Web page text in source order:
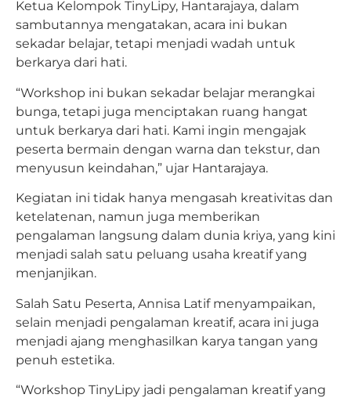
Ketua Kelompok TinyLipy, Hantarajaya, dalam
sambutannya mengatakan, acara ini bukan
sekadar belajar, tetapi menjadi wadah untuk
berkarya dari hati.
“Workshop ini bukan sekadar belajar merangkai
bunga, tetapi juga menciptakan ruang hangat
untuk berkarya dari hati. Kami ingin mengajak
peserta bermain dengan warna dan tekstur, dan
menyusun keindahan,” ujar Hantarajaya.
Kegiatan ini tidak hanya mengasah kreativitas dan
ketelatenan, namun juga memberikan
pengalaman langsung dalam dunia kriya, yang kini
menjadi salah satu peluang usaha kreatif yang
menjanjikan.
Salah Satu Peserta, Annisa Latif menyampaikan,
selain menjadi pengalaman kreatif, acara ini juga
menjadi ajang menghasilkan karya tangan yang
penuh estetika.
“Workshop TinyLipy jadi pengalaman kreatif yang